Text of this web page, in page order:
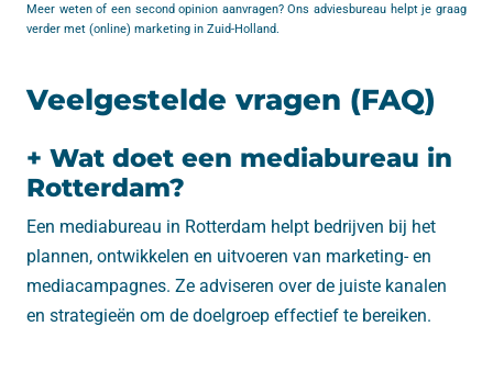
Meer weten of een second opinion aanvragen? Ons adviesbureau helpt je graag
verder met (online) marketing in Zuid-Holland.
Veelgestelde vragen (FAQ)
+ Wat doet een mediabureau in
Rotterdam?
Een mediabureau in Rotterdam helpt bedrijven bij het
plannen, ontwikkelen en uitvoeren van marketing- en
mediacampagnes. Ze adviseren over de juiste kanalen
en strategieën om de doelgroep effectief te bereiken.